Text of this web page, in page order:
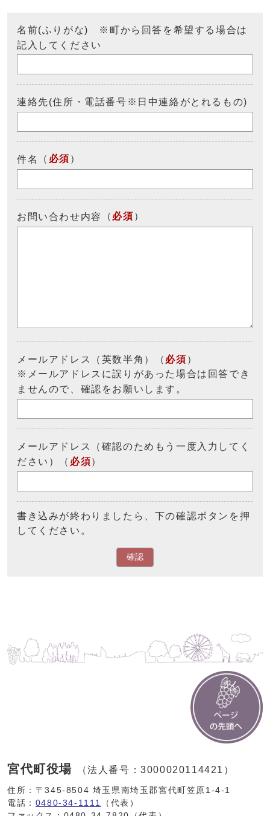
名前(ふりがな) ※町から回答を希望する場合は
記入してください
連絡先(住所・電話番号※日中連絡がとれるもの)
件名 （ 必須 ）
お問い合わせ内容 （ 必須 ）
メールアドレス（英数半角）（ 必須 ）
※メールアドレスに誤りがあった場合は回答でき
ませんので、確認をお願いします。
メールアドレス（確認のためもう一度入力してく
ださい）（ 必須）
書き込みが終わりましたら、下の確認ボタンを押
してください。
確認
宮代町役場 （法人番号：3000020114421）
住所：〒345-8504 埼玉県南埼玉郡宮代町笠原1-4-1
電話： 0480-34-1111
（代表）